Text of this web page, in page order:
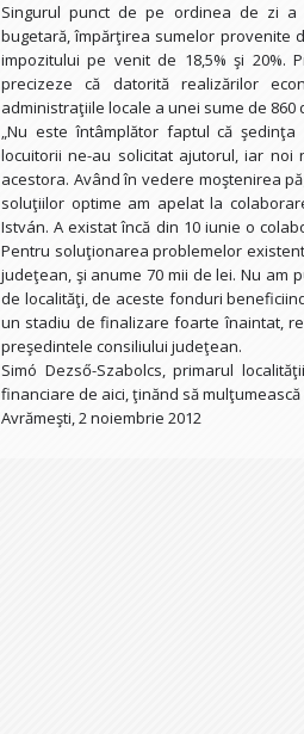
Singurul punct de pe ordinea de zi
bugetară, împărţirea sumelor provenite
impozitului pe venit de 18,5% şi 20%.
precizeze că datorită realizărilor
administraţiile locale a unei sume de 860
„Nu este întâmplător faptul că
locuitorii ne-au solicitat ajutorul, iar noi
acestora. Având în vedere moştenirea
soluţiilor optime am apelat la
István. A existat încă din 10 iunie o
Pentru soluţionarea problemelor
judeţean, şi anume 70 mii de lei. Nu am
de localităţi, de aceste fonduri
un stadiu de finalizare foarte înaintat,
preşedintele consiliului judeţean.
Simó Dezső-Szabolcs, primarul
financiare de aici, ţinănd să
Avrămeşti, 2 noiembrie 2012